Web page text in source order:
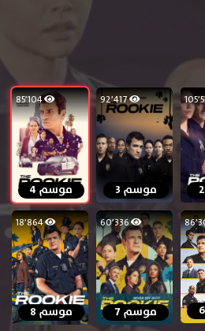
92٬417
موسم 3
85٬104
موسم 4
60٬336
موسم 7
18٬864
موسم 8